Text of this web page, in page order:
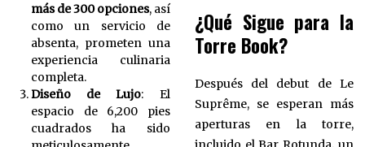
más de 300 opciones, así
como un servicio de
absenta, prometen una
experiencia culinaria
completa.
Diseño de Lujo: El
espacio de 6,200 pies
cuadrados ha sido
¿Qué Sigue para la
Torre Book?
Después del debut de Le
Suprême, se esperan más
aperturas en la torre,